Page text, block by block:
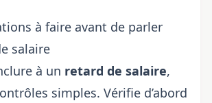
à faire avant de parler
salaire
à un retard de salaire,
simples. Vérifie d’abord